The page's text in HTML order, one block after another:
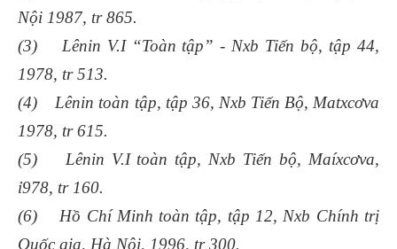
Nội 1987, tr 865.
(3) Lênin V.I “Toàn tập” - Nxb Tiến bộ, tập 44,
1978, tr 513.
(4) Lênin toàn tập, tập 36, Nxb Tiến Bộ, Matxcơva
1978, tr 615.
(5) Lênin V.I toàn tập, Nxb Tiến bộ, Maíxcơva,
ỉ978, tr 160.
(6) Hồ Chí Minh toàn tập, tập 12, Nxb Chính trị
Quốc gia, Hà Nội, 1996, tr 300.